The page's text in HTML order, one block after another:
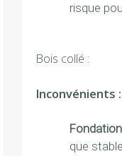
risque
Bois collé :
Inconvénients :
que